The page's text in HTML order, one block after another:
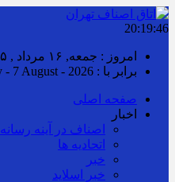
20:19:47
امروز : جمعه, ۱۶ مرداد , ۱۴۰۵
برابر با : Friday - 7 August - 2026
صفحه اصلی
اخبار
اصناف در آینه رسانه
اتحادیه ها
خبر
خبر اسلايد